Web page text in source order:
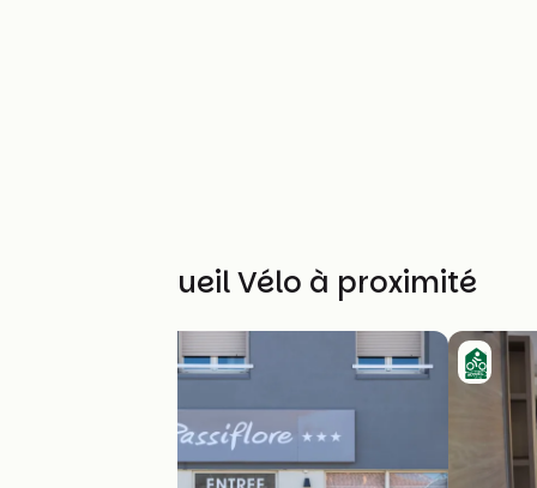
Autres Accueil Vélo à proximité